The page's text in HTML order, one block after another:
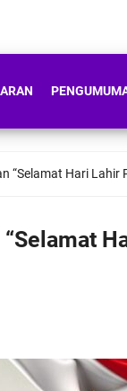
“Selamat Hari Lahir